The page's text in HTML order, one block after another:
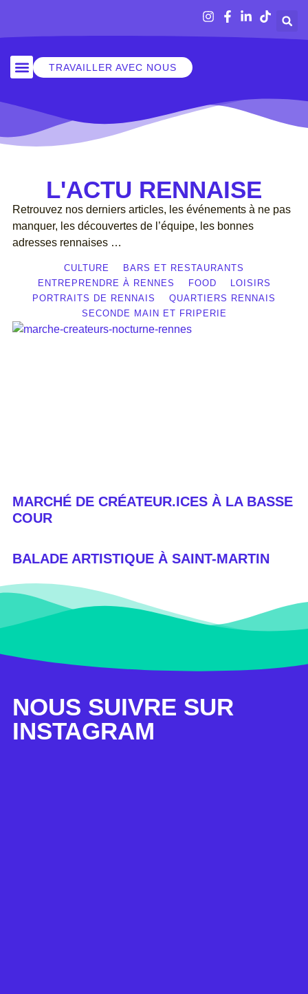
TRAVAILLER AVEC NOUS
L'ACTU RENNAISE
Retrouvez nos derniers articles, les événements à ne pas
manquer, les découvertes de l’équipe, les bonnes
adresses rennaises …
CULTURE
BARS ET RESTAURANTS
ENTREPRENDRE À RENNES
FOOD
LOISIRS
PORTRAITS DE RENNAIS
QUARTIERS RENNAIS
SECONDE MAIN ET FRIPERIE
MARCHÉ DE CRÉATEUR.ICES À LA BASSE
COUR
BALADE ARTISTIQUE À SAINT-MARTIN
NOUS SUIVRE SUR
INSTAGRAM